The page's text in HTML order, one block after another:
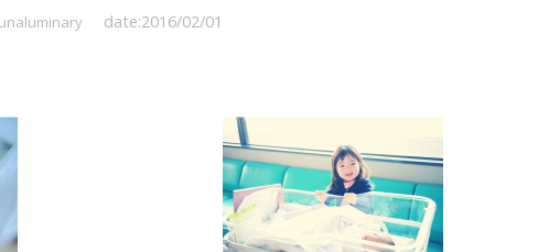
unaluminary date:2016/02/01